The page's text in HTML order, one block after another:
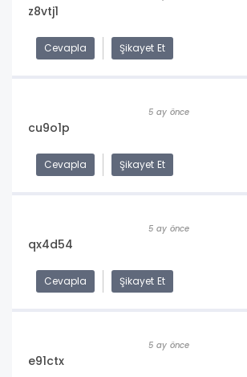
z8vtj1
Cevapla Şikayet Et
5 ay önce
cu9o1p
Cevapla Şikayet Et
5 ay önce
qx4d54
Cevapla Şikayet Et
5 ay önce
e91ctx